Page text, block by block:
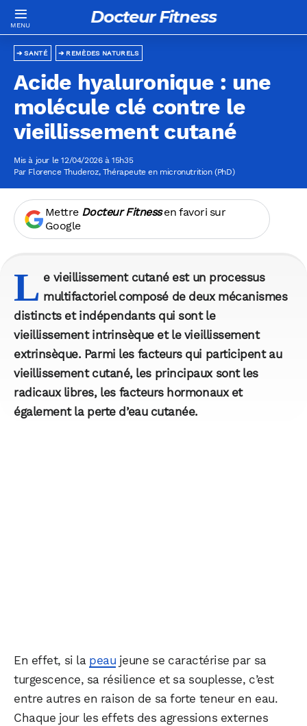
Docteur Fitness
REMÈDES NATURELS
SANTÉ
Acide hyaluronique : une
molécule clé contre le
vieillissement cutané
Mis à jour le 12/04/2026 à 15h35
Par Florence Thuderoz, Thérapeute en micronutrition (PhD)
Mettre Docteur Fitnessen favori sur
Google
L e vieillissement cutané est un processus
multifactoriel composé de deux mécanismes
distincts et indépendants qui sont le
vieillissement intrinsèque et le vieillissement
extrinsèque. Parmi les facteurs qui participent au
vieillissement cutané, les principaux sont les
radicaux libres, les facteurs hormonaux et
également la perte d’eau cutanée.
En effet, si la peau jeune se caractérise par sa
turgescence, sa résilience et sa souplesse, c’est
entre autres en raison de sa forte teneur en eau.
Chaque jour les effets des agressions externes